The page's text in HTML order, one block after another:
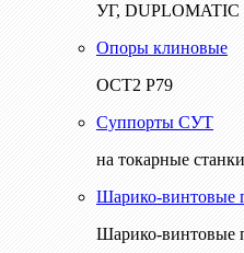
УГ,
Опоры клиновые
ОСТ2 Р79
Суппорты СУТ
на токарные станки
Шарико-винтовые
Шарико-винтовые